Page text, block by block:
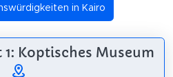
in Kairo
Koptisches Museum